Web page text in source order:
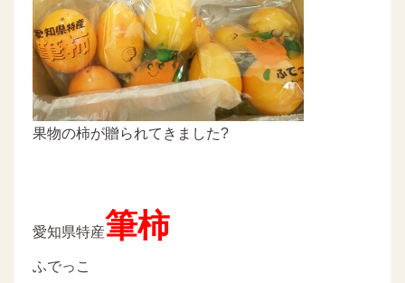
果物の柿が贈られてきました?
愛知県特産筆柿
ふでっこ